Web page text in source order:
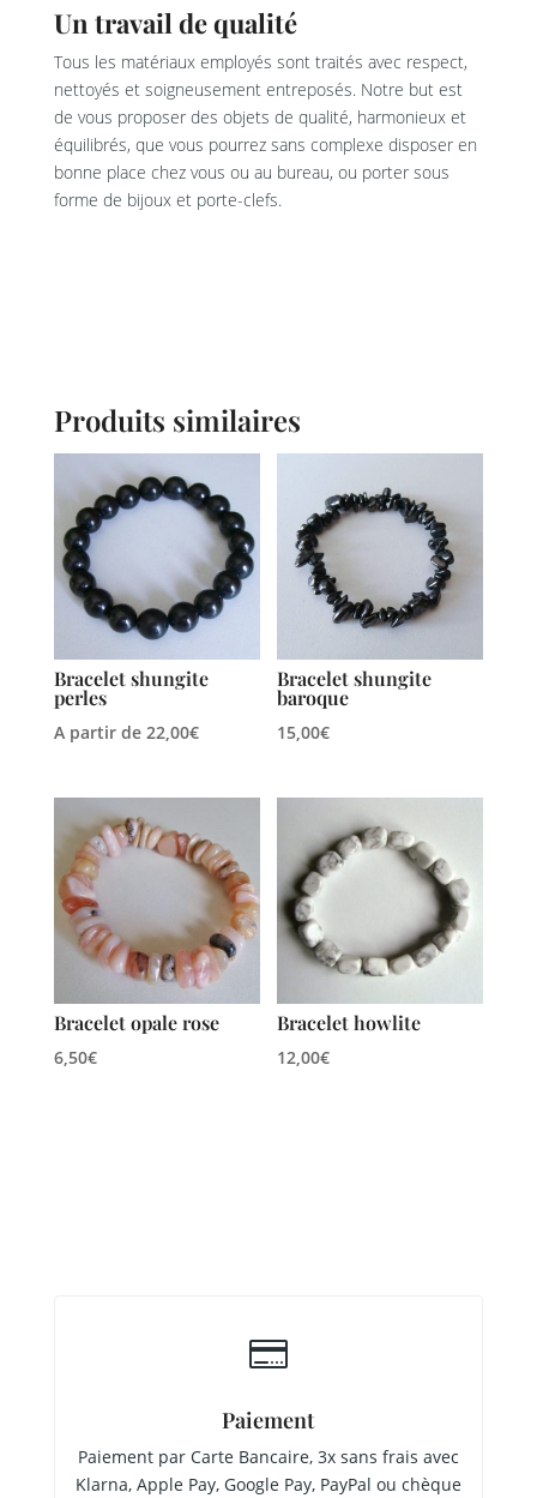
Un travail de qualité
Tous les matériaux employés sont traités avec respect,
nettoyés et soigneusement entreposés. Notre but est
de vous proposer des objets de qualité, harmonieux et
équilibrés, que vous pourrez sans complexe disposer en
bonne place chez vous ou au bureau, ou porter sous
forme de bijoux et porte-clefs.
Produits similaires
Bracelet shungite
perles
A partir de 22,00€
Bracelet shungite
baroque
15,00€
Bracelet opale rose
6,50€
Bracelet howlite
12,00€

Paiement
Paiement par Carte Bancaire, 3x sans frais avec
Klarna, Apple Pay, Google Pay, PayPal ou chèque